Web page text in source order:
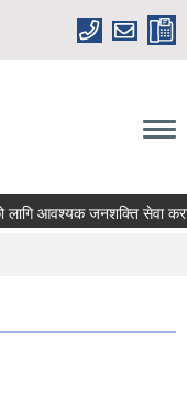
आवश्यक जनशक्ति सेवा